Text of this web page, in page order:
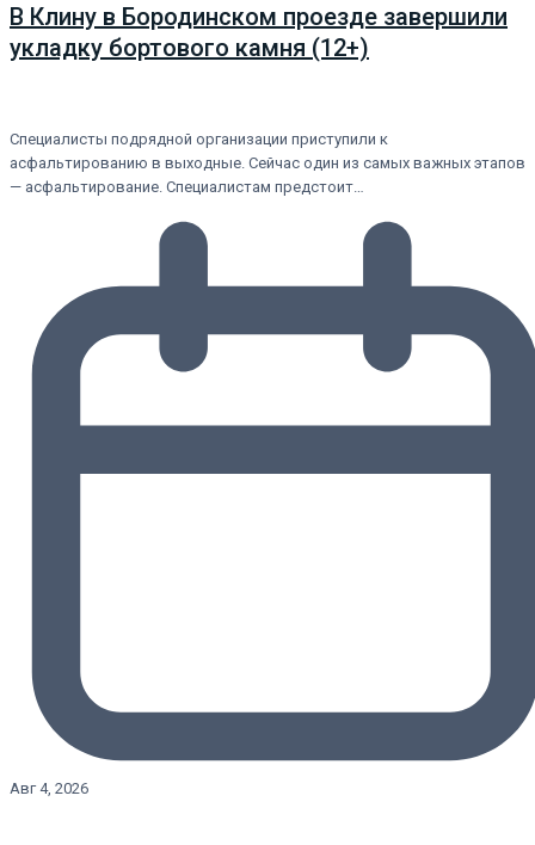
В Клину в Бородинском проезде завершили
укладку бортового камня (12+)
Специалисты подрядной организации приступили к
асфальтированию в выходные. Сейчас один из самых важных этапов
— асфальтирование. Специалистам предстоит…
Авг 4, 2026